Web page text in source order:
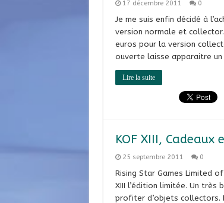
17 décembre 2011 0
Je me suis enfin décidé à
version normale et
euros pour la version
ouverte laisse apparaitre
Lire la suite
KOF XIII,
25 septembre 2011 0
Rising Star Games Limited
XIII l’édition limitée. Un très
profiter d’objets collectors.